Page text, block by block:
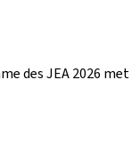
des JEA 2026